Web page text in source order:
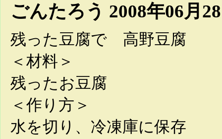
ごんたろう 2008年06月
残った豆腐で 高野豆腐
＜材料＞
残ったお豆腐
＜作り方＞
水を切り、冷凍庫に保存